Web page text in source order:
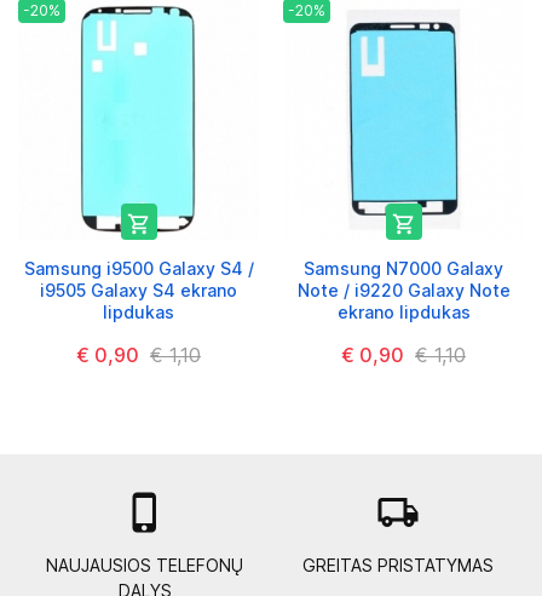
-20%

Samsung i9500 Galaxy S4 /
i9505 Galaxy S4 ekrano
lipdukas
€ 0,90 € 1,10
-20%

Samsung N7000 Galaxy
Note / i9220 Galaxy Note
ekrano lipdukas
€ 0,90 € 1,10

NAUJAUSIOS TELEFONŲ
DALYS
local_shipping
GREITAS PRISTATYMAS